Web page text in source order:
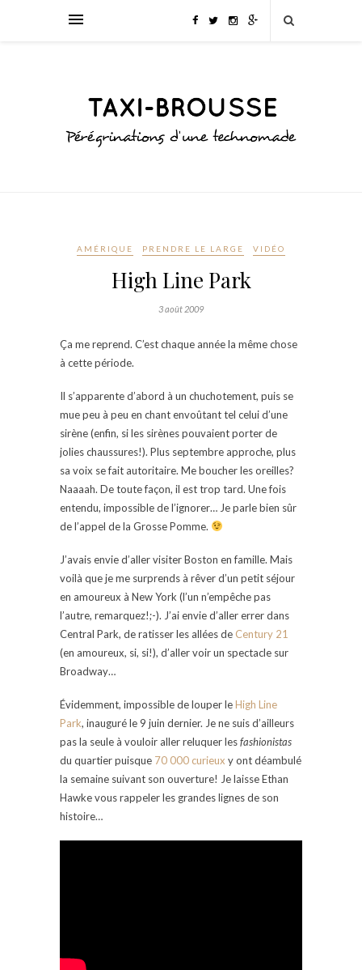
AMÉRIQUE PRENDRE LE LARGE VIDÉO
High Line Park
3 août 2009
Ça me reprend. C’est chaque année la même chose
à cette période.
Il s’apparente d’abord à un chuchotement, puis se
mue peu à peu en chant envoûtant tel celui d’une
sirène (enfin, si les sirènes pouvaient porter de
jolies chaussures!). Plus septembre approche, plus
sa voix se fait autoritaire. Me boucher les oreilles?
Naaaah. De toute façon, il est trop tard. Une fois
entendu, impossible de l’ignorer… Je parle bien sûr
de l’appel de la Grosse Pomme.
J’avais envie d’aller visiter Boston en famille. Mais
voilà que je me surprends à rêver d’un petit séjour
en amoureux à New York (l’un n’empêche pas
l’autre, remarquez!;-). J’ai envie d’aller errer dans
Central Park, de ratisser les allées de Century 21
(en amoureux, si, si!), d’aller voir un spectacle sur
Broadway…
Évidemment, impossible de louper leHigh Line
Park, inauguré le 9 juin dernier. Je ne suis d’ailleurs
pas la seule à vouloir aller reluquer lesfashionistas
du quartier puisque 70 000 curieux y ont déambulé
la semaine suivant son ouverture! Je laisse Ethan
Hawke vous rappeler les grandes lignes de son
histoire…